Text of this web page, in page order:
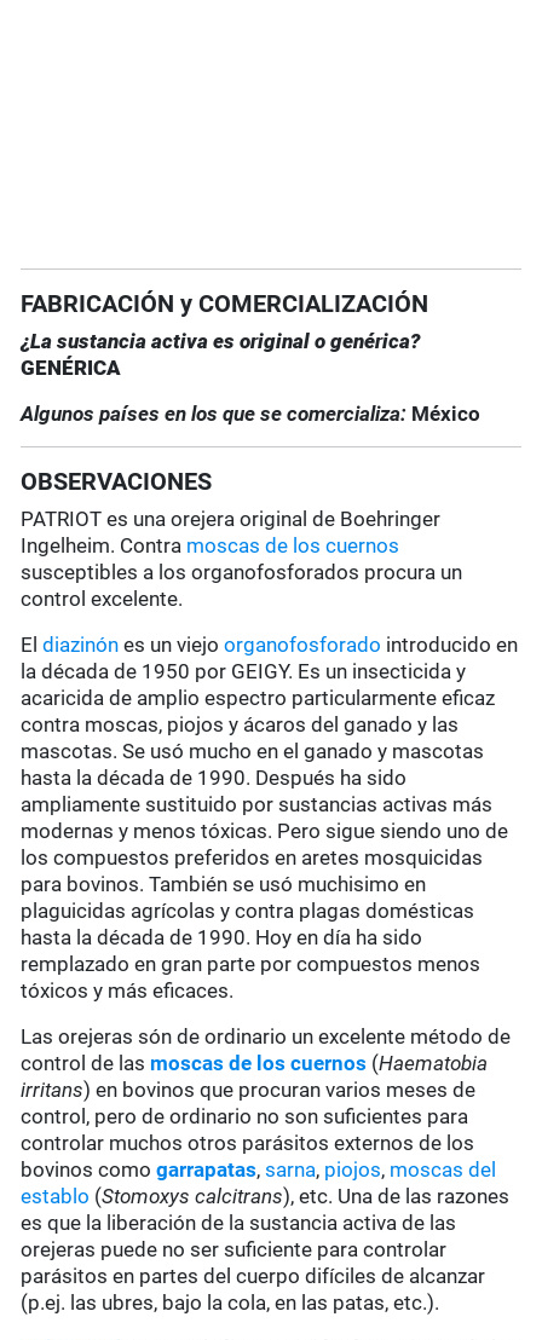
FABRICACIÓN y COMERCIALIZACIÓN
¿La sustancia activa es original o genérica?
GENÉRICA
Algunos países en los que se comercializa: México
OBSERVACIONES
PATRIOT es una orejera original de Boehringer
Ingelheim. Contra moscas de los cuernos
susceptibles a los organofosforados procura un
control excelente.
Eldiazinón es un viejoorganofosforado introducido en
la década de 1950 por GEIGY. Es un insecticida y
acaricida de amplio espectro particularmente eficaz
contra moscas, piojos y ácaros del ganado y las
mascotas. Se usó mucho en el ganado y mascotas
hasta la década de 1990. Después ha sido
ampliamente sustituido por sustancias activas más
modernas y menos tóxicas. Pero sigue siendo uno de
los compuestos preferidos en aretes mosquicidas
para bovinos. También se usó muchisimo en
plaguicidas agrícolas y contra plagas domésticas
hasta la década de 1990. Hoy en día ha sido
remplazado en gran parte por compuestos menos
tóxicos y más eficaces.
Las orejeras són de ordinario un excelente método de
control de las moscas de los cuernos (Haematobia
irritans) en bovinos que procuran varios meses de
control, pero de ordinario no son suficientes para
controlar muchos otros parásitos externos de los
bovinos comogarrapatas,sarna, piojos, moscas del
establo (Stomoxys calcitrans), etc. Una de las razones
es que la liberación de la sustancia activa de las
orejeras puede no ser suficiente para controlar
parásitos en partes del cuerpo difíciles de alcanzar
(p.ej. las ubres, bajo la cola, en las patas, etc.).